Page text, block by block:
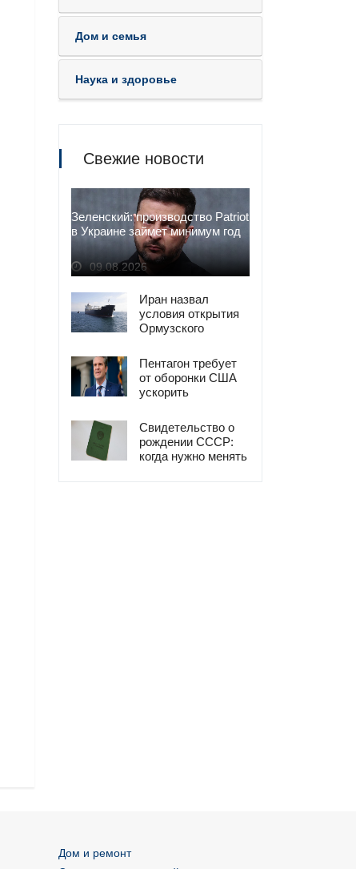
Дом и семья
Наука и здоровье
Свежие новости
Зеленский: производство Patriot
в Украине займет минимум год
09.08.2026
Иран назвал
условия открытия
Ормузского
Пентагон требует
от оборонки США
ускорить
вооружений
Свидетельство о
рождении СССР:
когда нужно менять
Дом и ремонт